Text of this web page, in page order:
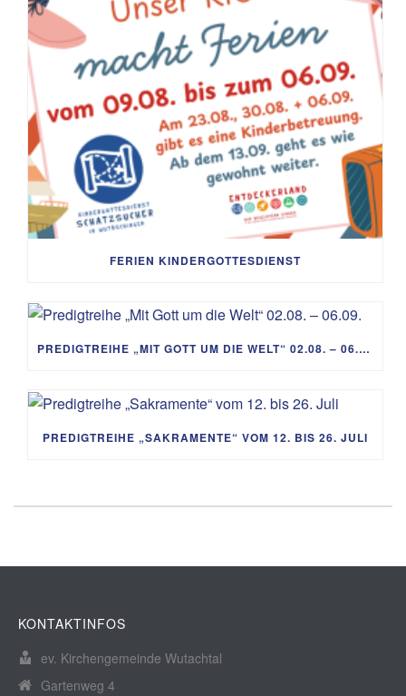
FERIEN KINDERGOTTESDIENST
PREDIGTREIHE „MIT GOTT UM DIE WELT“ 02.08. – 06.09.
PREDIGTREIHE „SAKRAMENTE“ VOM 12. BIS 26. JULI
KONTAKTINFOS
ev. Kirchengemeinde Wutachtal
Gartenweg 4